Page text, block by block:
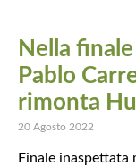
Nella
Pablo
rimonta
20 Agosto 2022
Finale inaspettata